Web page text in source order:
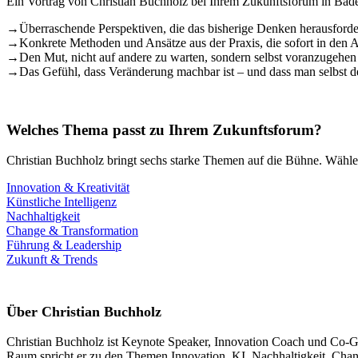
→Überraschende Perspektiven, die das bisherige Denken
→Konkrete Methoden und Ansätze aus der Praxis, die sofort in den
→Den Mut, nicht auf andere zu warten, sondern selbst voranzugehen
→Das Gefühl, dass Veränderung machbar ist – und dass man selbst
Welches Thema passt zu Ihrem Zukunftsforum?
Christian Buchholz bringt sechs starke Themen auf die Bühne.
Innovation & Kreativität
Künstliche Intelligenz
Nachhaltigkeit
Change & Transformation
Führung & Leadership
Zukunft & Trends
Über Christian Buchholz
Christian Buchholz ist Keynote Speaker, Innovation Coach und Co-